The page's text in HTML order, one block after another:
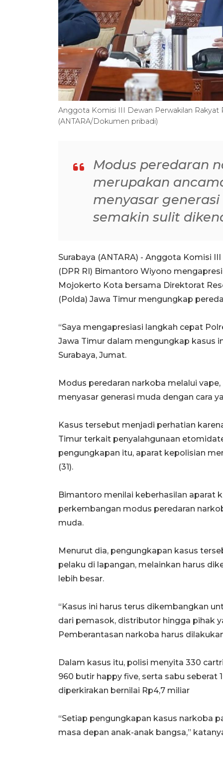
Anggota Komisi III Dewan Perwakilan
(ANTARA/Dokumen pribadi)
Modus peredaran
merupakan
menyasar
semakin sulit
Surabaya (ANTARA) - Anggota Komisi
(DPR RI) Bimantoro Wiyono
Mojokerto Kota bersama Direktorat
(Polda) Jawa Timur mengungkap
“Saya mengapresiasi langkah cepat
Jawa Timur dalam mengungkap kasus
Surabaya, Jumat.
Modus peredaran narkoba melalui
menyasar generasi muda dengan cara
Kasus tersebut menjadi perhatian
Timur terkait penyalahgunaan
pengungkapan itu, aparat kepolisian
(31).
Bimantoro menilai keberhasilan aparat
perkembangan modus peredaran
muda.
Menurut dia, pengungkapan kasus
pelaku di lapangan, melainkan harus
lebih besar.
“Kasus ini harus terus dikembangkan
dari pemasok, distributor hingga pihak
Pemberantasan narkoba harus
Dalam kasus itu, polisi menyita 330
960 butir happy five, serta sabu seberat
diperkirakan bernilai Rp4,7 miliar
“Setiap pengungkapan kasus narkoba
masa depan anak-anak bangsa,”